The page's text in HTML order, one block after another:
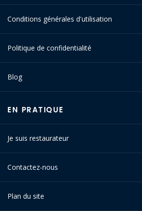
Conditions générales d'utilisation
Politique de confidentialité
Blog
EN PRATIQUE
Je suis restaurateur
Contactez-nous
Plan du site